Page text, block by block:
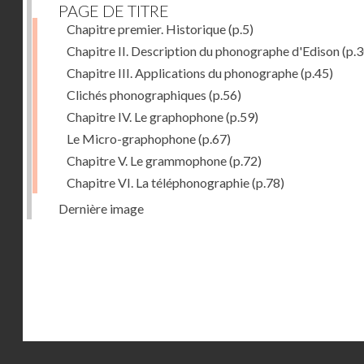
PAGE DE TITRE
Chapitre premier. Historique(p.5)
Chapitre II. Description du phonographe d'Edison
Chapitre III. Applications du phonographe(p.45)
Clichés phonographiques (p.56)
Chapitre IV. Le graphophone(p.59)
Le Micro-graphophone(p.67)
Chapitre V. Le grammophone(p.72)
Chapitre VI. La téléphonographie(p.78)
Dernière image